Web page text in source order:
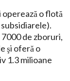
o flotă
de zboruri,
şi oferă o
1.3 milioane